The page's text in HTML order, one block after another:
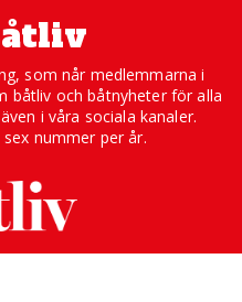
som når medlemmarna i
båtliv och båtnyheter för alla
i våra sociala kanaler.
nummer per år.